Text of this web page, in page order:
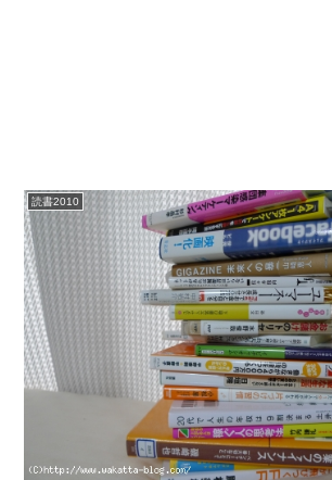
読書2010